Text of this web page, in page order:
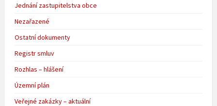
Jednání zastupitelstva obce
Nezařazené
Ostatní dokumenty
Registr smluv
Rozhlas – hlášení
Územní plán
Veřejné zakázky – aktuální